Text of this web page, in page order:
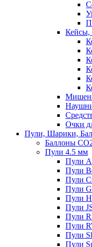
Кейсы,
Очки
Пули, Шарики,
Баллоны
Пули 4.5 мм
Пули
Пули
Пули
Пули
Пули
Пули
Пули
Пули
Пули
Пули